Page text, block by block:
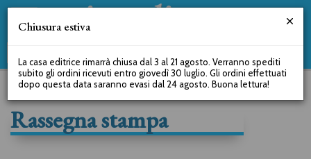
Rassegna stampa
Chiusura estiva
La casa editrice rimarrà chiusa dal 3 al 21 agosto. Verranno spediti
subito gli ordini ricevuti entro giovedì 30 luglio. Gli ordini effettuati
dopo questa data saranno evasi dal 24 agosto. Buona lettura!